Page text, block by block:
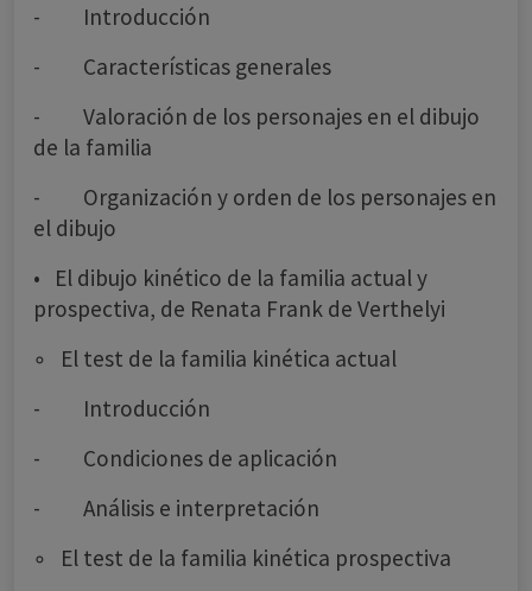
- Introducción
- Características generales
- Valoración de los personajes en el dibujo
de la familia
- Organización y orden de los personajes en
el dibujo
• El dibujo kinético de la familia actual y
prospectiva, de Renata Frank de Verthelyi
◦ El test de la familia kinética actual
- Introducción
- Condiciones de aplicación
- Análisis e interpretación
◦ El test de la familia kinética prospectiva